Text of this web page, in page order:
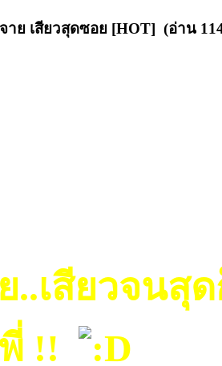
เสียวสุดซอย [HOT] (อ่าน
เสียวจนสุ
พี่ !!